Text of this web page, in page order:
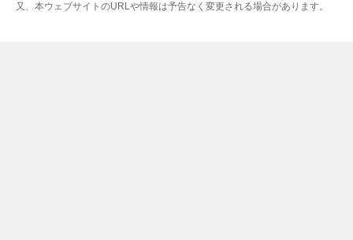
又、本ウェブサイトのURLや情報は予告なく変更される場合があります。